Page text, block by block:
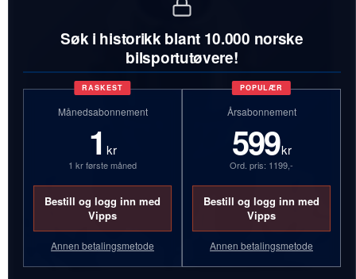
Søk i historikk blant 10.000 norske
bilsportutøvere!
RASKEST
Månedsabonnement
1 kr
1 kr første måned
Bestill og logg inn med
Vipps
Annen betalingsmetode
POPULÆR
Årsabonnement
599kr
Ord. pris: 1199,-
Bestill og logg inn med
Vipps
Annen betalingsmetode